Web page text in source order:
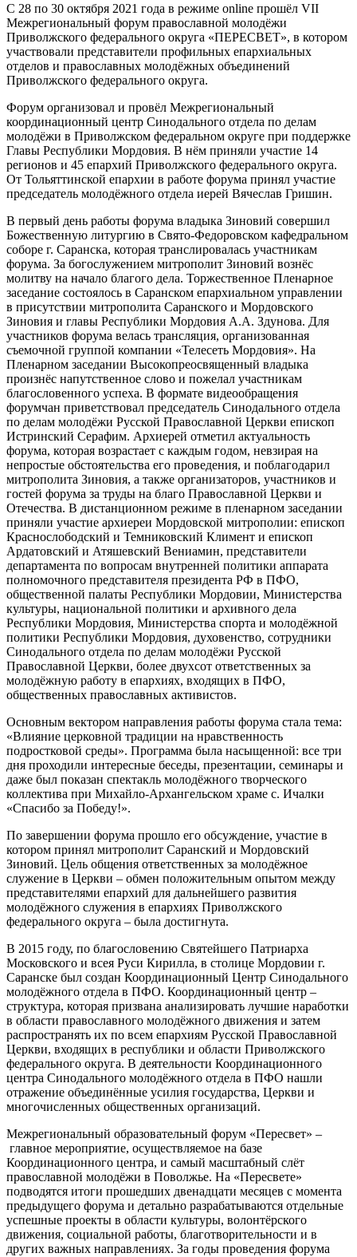
C 28 по 30 октября 2021 года в режиме online прошёл VII
Межрегиональный форум православной молодёжи
Приволжского федерального округа «ПЕРЕСВЕТ», в котором
участвовали представители профильных епархиальных
отделов и православных молодёжных объединений
Приволжского федерального округа.
Форум организовал и провёл Межрегиональный
координационный центр Синодального отдела по делам
молодёжи в Приволжском федеральном округе при поддержке
Главы Республики Мордовия. В нём приняли участие 14
регионов и 45 епархий Приволжского федерального округа.
От Тольяттинской епархии в работе форума принял участие
председатель молодёжного отдела иерей Вячеслав Гришин.
В первый день работы форума владыка Зиновий совершил
Божественную литургию в Свято-Федоровском кафедральном
соборе г. Саранска, которая транслировалась участникам
форума. За богослужением митрополит Зиновий вознёс
молитву на начало благого дела. Торжественное Пленарное
заседание состоялось в Саранском епархиальном управлении
в присутствии митрополита Саранского и Мордовского
Зиновия и главы Республики Мордовия А.А. Здунова. Для
участников форума велась трансляция, организованная
съемочной группой компании «Телесеть Мордовия». На
Пленарном заседании Высокопреосвященный владыка
произнёс напутственное слово и пожелал участникам
благословенного успеха. В формате видеообращения
форумчан приветствовал председатель Синодального отдела
по делам молодёжи Русской Православной Церкви епископ
Истринский Серафим. Архиерей отметил актуальность
форума, которая возрастает с каждым годом, невзирая на
непростые обстоятельства его проведения, и поблагодарил
митрополита Зиновия, а также организаторов, участников и
гостей форума за труды на благо Православной Церкви и
Отечества. В дистанционном режиме в пленарном заседании
приняли участие архиереи Мордовской митрополии: епископ
Краснослободский и Темниковский Климент и епископ
Ардатовский и Атяшевский Вениамин, представители
департамента по вопросам внутренней политики аппарата
полномочного представителя президента РФ в ПФО,
общественной палаты Республики Мордовии, Министерства
культуры, национальной политики и архивного дела
Республики Мордовия, Министерства спорта и молодёжной
политики Республики Мордовия, духовенство, сотрудники
Синодального отдела по делам молодёжи Русской
Православной Церкви, более двухсот ответственных за
молодёжную работу в епархиях, входящих в ПФО,
общественных православных активистов.
Основным вектором направления работы форума стала тема:
«Влияние церковной традиции на нравственность
подростковой среды». Программа была насыщенной: все три
дня проходили интересные беседы, презентации, семинары и
даже был показан спектакль молодёжного творческого
коллектива при Михайло-Архангельском храме с. Ичалки
«Спасибо за Победу!».
По завершении форума прошло его обсуждение, участие в
котором принял митрополит Саранский и Мордовский
Зиновий. Цель общения ответственных за молодёжное
служение в Церкви – обмен положительным опытом между
представителями епархий для дальнейшего развития
молодёжного служения в епархиях Приволжского
федерального округа – была достигнута.
В 2015 году, по благословению Святейшего Патриарха
Московского и всея Руси Кирилла, в столице Мордовии г.
Саранске был создан Координационный Центр Синодального
молодёжного отдела в ПФО. Координационный центр –
структура, которая призвана анализировать лучшие наработки
в области православного молодёжного движения и затем
распространять их по всем епархиям Русской Православной
Церкви, входящих в республики и области Приволжского
федерального округа. В деятельности Координационного
центра Синодального молодёжного отдела в ПФО нашли
отражение объединённые усилия государства, Церкви и
многочисленных общественных организаций.
Межрегиональный образовательный форум «Пересвет» –
главное мероприятие, осуществляемое на базе
Координационного центра, и самый масштабный слёт
православной молодёжи в Поволжье. На «Пересвете»
подводятся итоги прошедших двенадцати месяцев с момента
предыдущего форума и детально разрабатываются отдельные
успешные проекты в области культуры, волонтёрского
движения, социальной работы, благотворительности и в
других важных направлениях. За годы проведения форума